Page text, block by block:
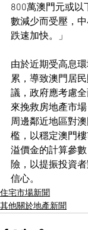
800萬澳門元或以
數減少而受壓，
跌速加快。」
由於近期受高息
累，導致澳門居
議，政府應考慮
來挽救房地產市
周邊鄰近地區對
檻，以穩定澳門
溢價金的計算參
險，以提振投資
信心。
住宅市場新聞
其他關於地產新聞